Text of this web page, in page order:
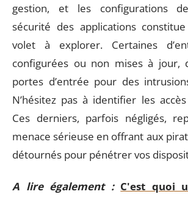
gestion, et les configurations
sécurité des applications
volet à explorer. Certaines
configurées ou non mises à jour,
portes d’entrée pour des
N’hésitez pas à identifier les
Ces derniers, parfois négligés,
menace sérieuse en offrant aux
détournés pour pénétrer vos
A lire également : C'est quoi